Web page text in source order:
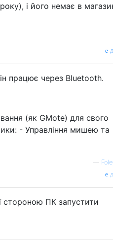
і його немає в
працює через Bluetooth.
(як GMote) для свого
- Управління мишею та
—
стороною ПК запустити